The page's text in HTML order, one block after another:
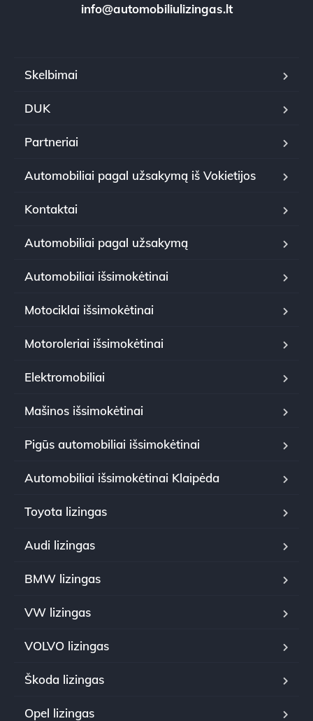
info@automobiliulizingas.lt
Skelbimai
DUK
Partneriai
Automobiliai pagal užsakymą iš Vokietijos
Kontaktai
Automobiliai pagal užsakymą
Automobiliai išsimokėtinai
Motociklai išsimokėtinai
Motoroleriai išsimokėtinai
Elektromobiliai
Mašinos išsimokėtinai
Pigūs automobiliai išsimokėtinai
Automobiliai išsimokėtinai Klaipėda
Toyota lizingas
Audi lizingas
BMW lizingas
VW lizingas
VOLVO lizingas
Škoda lizingas
Opel lizingas